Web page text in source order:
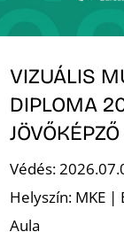
VIZUÁLIS
DIPLOMA
JÖVŐKÉPZŐ
Védés:
Helyszín: MKE |
Aula